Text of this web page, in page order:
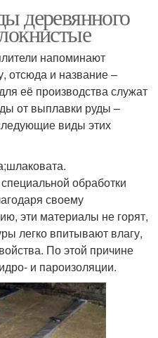
деревянного
напоминают
отсюда и название –
её производства служат
от выплавки руды –
виды этих
обработки
своему
эти материалы не горят,
легко впитывают влагу,
По этой причине
и пароизоляции.